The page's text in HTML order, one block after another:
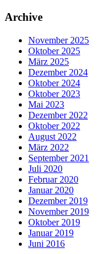
Archive
November 2025
Oktober 2025
März 2025
Dezember 2024
Oktober 2024
Oktober 2023
Mai 2023
Dezember 2022
Oktober 2022
August 2022
März 2022
September 2021
Juli 2020
Februar 2020
Januar 2020
Dezember 2019
November 2019
Oktober 2019
Januar 2019
Juni 2016